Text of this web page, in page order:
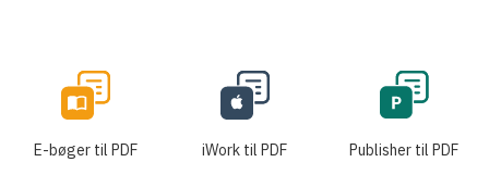
E-bøger til PDF iWork til PDF Publisher til PDF